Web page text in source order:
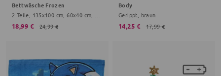
Bettwäsche Frozen
2 Teile, 135x100 cm, 60x40 cm, Schneeflocke, hellblau
18,99 € 24,99 €
Body
Gerippt, braun
14,25 € 17,99 €